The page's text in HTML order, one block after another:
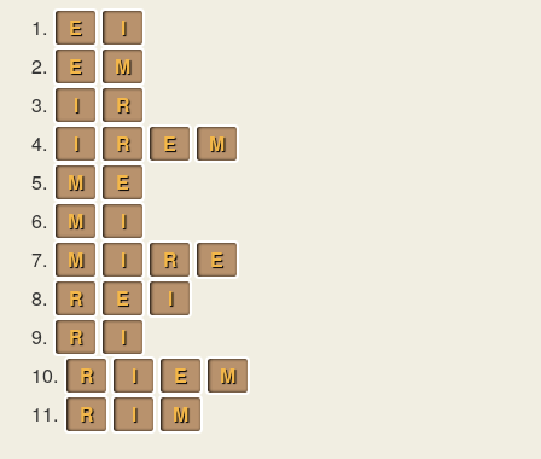
1.
E
I
2.
E
M
3.
I
R
4.
I R E
M
5.
M
E
6.
M
I
7.
M I R
E
8.
R E
I
9.
R
I
10.
R I E
M
11.
R I
M